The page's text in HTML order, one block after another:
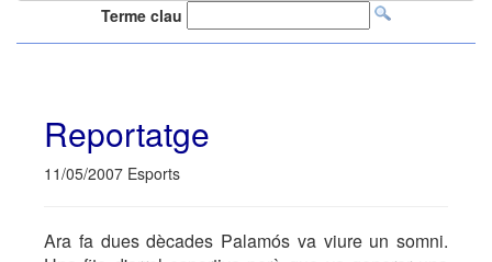
Terme clau
Reportatge
11/05/2007 Esports
Ara fa dues dècades Palamós va viure un somni.